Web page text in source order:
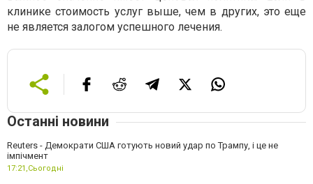
клинике стоимость услуг выше, чем в других, это еще
не является залогом успешного лечения.
Останні новини
Reuters - Демократи США готують новий удар по Трампу, і це не
імпічмент
17:21, Сьогодні